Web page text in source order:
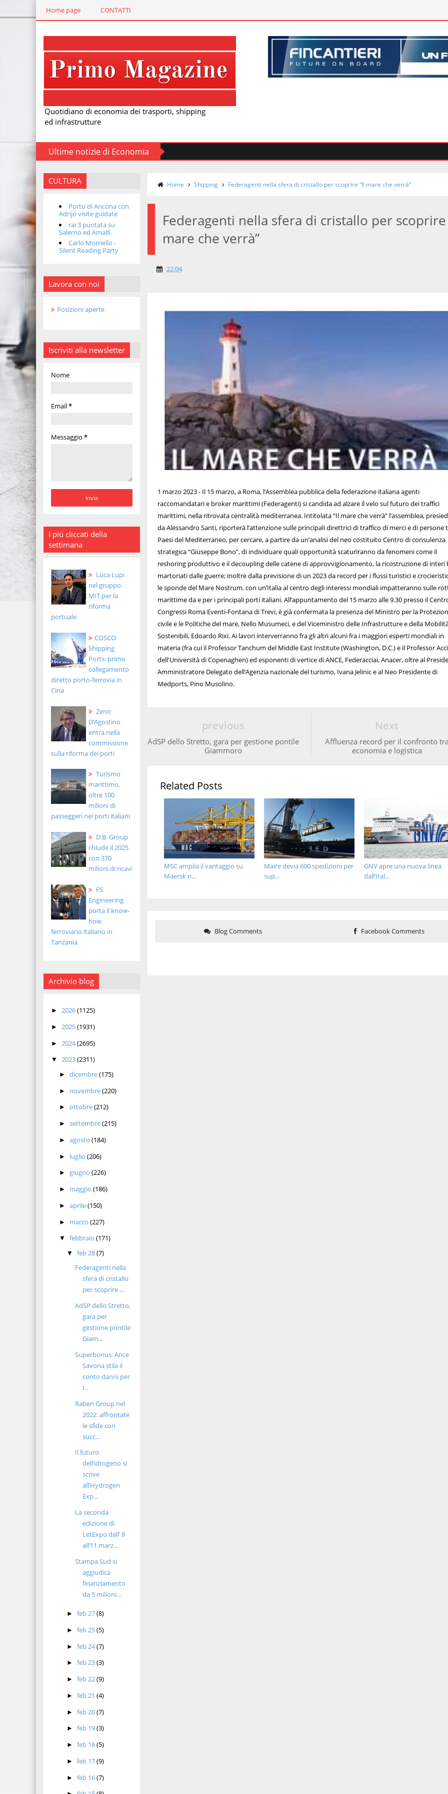
Home page CONTATTI
Quotidiano di economia dei trasporti, shipping
ed infrastrutture
Ultime notizie di Economia
CULTURA
Porto di Ancona con
Adrijo visite guidate
rai 3 puntata su
Salerno ed Amalfi
Carlo Morriello -
Silent Reading Party
Lavora con noi
Posizioni aperte
Iscriviti alla newsletter
Nome
Email*
Messaggio *
I più cliccati della
settimana
Luca Lupi
nel gruppo
MIT per la
riforma
portuale
COSCO
Shipping
Ports: primo
collegamento
diretto porto-ferrovia in
Cina
Zeno
D’Agostino
entra nella
commissione
sulla riforma dei porti
Turismo
marittimo,
oltre 100
milioni di
passeggeri nei porti italiani
D.B. Group
chiude il 2025
con 370
milioni di ricavi
FS
Engineering
porta il know-
how
ferroviario italiano in
Tanzania
Archivio blog
► 2026(1125)
► 2025(1931)
► 2024(2695)
▼ 2023(2311)
► dicembre(175)
► novembre(220)
► ottobre(212)
► settembre(215)
► agosto (184)
► luglio (206)
► giugno (226)
► maggio (186)
► aprile(150)
► marzo (227)
▼ febbraio (171)
▼feb 28(7)
Federagenti nella
sfera di cristallo
per scoprire ...
AdSP dello Stretto,
gara per
gestione pontile
Giam...
Superbonus: Ance
Savona stila il
conto danni per
l...
Raben Group nel
2022: affrontate
le sfide con
succ...
Il futuro
dell’idrogeno si
scrive
all’Hydrogen
Exp...
La seconda
edizione di
LetExpo dall’ 8
all’11 marz...
Stampa Sud si
aggiudica
finanziamento
da 5 milioni...
►feb 27(8)
►feb 25(5)
►feb 24(7)
►feb 23(3)
►feb 22(9)
►feb 21(4)
►feb 20(7)
►feb 19(3)
►feb 18(5)
►feb 17(9)
►feb 16(7)
Home Shipping Federagenti nella sfera di cristallo per scoprire “Il mare che verrà”
Federagenti nella sfera di cristallo per scoprire
mare che verrà”
22:04
1 marzo 2023 - Il 15 marzo, a Roma, l’Assemblea pubblica della federazione italiana agenti
raccomandatari e broker marittimi (Federagenti) si candida ad alzare il velo sul futuro dei traffici
marittimi, nella ritrovata centralità mediterranea. Intitolata “Il mare che verrà” l’assemblea,
da Alessandro Santi, riporterà l’attenzione sulle principali direttrici di traffico di merci e di persone
Paesi del Mediterraneo, per cercare, a partire da un’analisi del neo costituito Centro di consulenza
strategica “Giuseppe Bono”, di individuare quali opportunità scaturiranno da fenomeni come il
reshoring produttivo e il decoupling delle catene di approvvigionamento, la ricostruzione di interi
martoriati dalle guerre; inoltre dalla previsione di un 2023 da record per i flussi turistici e
le sponde del Mare Nostrum, con un’Italia al centro degli interessi mondiali impatteranno sulle
marittime da e per i principali porti italiani. All’appuntamento del 15 marzo alle 9.30 presso il
Congressi Roma Eventi-Fontana di Trevi, è già confermata la presenza del Ministro per la
civile e le Politiche del mare, Nello Musumeci, e del Viceministro delle Infrastrutture e della
Sostenibili, Edoardo Rixi. Ai lavori interverranno fra gli altri alcuni fra i maggiori esperti mondiali in
materia (fra cui il Professor Tanchum del Middle East Institute (Washington, D.C.) e il Professor
dell'Università di Copenaghen) ed esponenti di vertice di ANCE, Federacciai, Anacer, oltre al
Amministratore Delegato dell’Agenzia nazionale del turismo, Ivana Jelinic e al Neo Presidente di
Medports, Pino Musolino.
Next
Affluenza record per il confronto
economia e logistica
previous
AdSP dello Stretto, gara per gestione pontile
Giammoro
Related Posts
GNV apre una nuova linea
dall’Ital...
Maire devia 600 spedizioni per
sup...
MSC amplia il vantaggio su
Maersk n...
Blog Comments Facebook Comments